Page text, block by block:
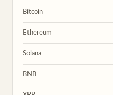
Bitcoin
Ethereum
Solana
BNB